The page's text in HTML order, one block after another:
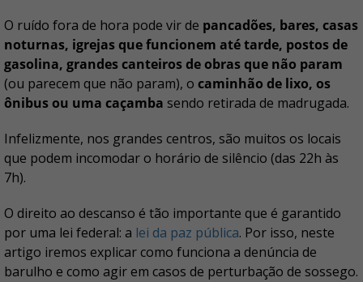
O ruído fora de hora pode vir de pancadões, bares, casas
noturnas, igrejas que funcionem até tarde, postos de
gasolina, grandes canteiros de obras que não param
(ou parecem que não param), o caminhão de lixo, os
ônibus ou uma caçamba sendo retirada de madrugada.
Infelizmente, nos grandes centros, são muitos os locais
que podem incomodar o horário de silêncio (das 22h às
7h).
O direito ao descanso é tão importante que é garantido
por uma lei federal: a lei da paz pública. Por isso, neste
artigo iremos explicar como funciona a denúncia de
barulho e como agir em casos de perturbação de sossego.